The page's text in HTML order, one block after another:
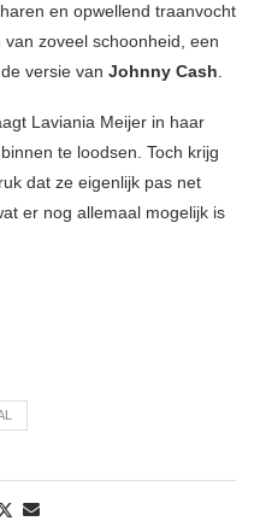
en opwellend traanvocht
zoveel schoonheid, een
versie van Johnny Cash.
Laviania Meijer in haar
te loodsen. Toch krijg
dat ze eigenlijk pas net
er nog allemaal mogelijk is